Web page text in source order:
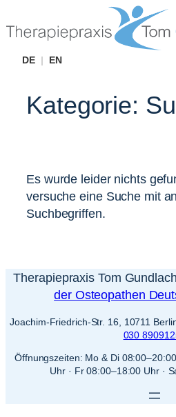
Inhalt
DE | EN
Kategorie:
Es wurde leider nichts
versuche eine Suche mit
Suchbegriffen.
Therapiepraxis Tom
der Osteopathen
Joachim-Friedrich-Str. 16, 10711
030
Öffnungszeiten: Mo & Di
Uhr · Fr 08:00–18:00 Uhr ·